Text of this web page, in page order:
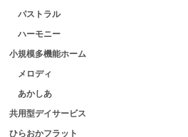
パストラル
ハーモニー
小規模多機能ホーム
メロディ
あかしあ
共用型デイサービス
ひらおかフラット